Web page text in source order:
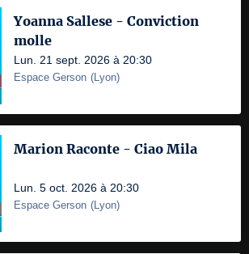
Yoanna Sallese - Conviction
molle
Lun. 21 sept. 2026 à 20:30
Espace Gerson (Lyon)
Marion Raconte - Ciao Mila
Lun. 5 oct. 2026 à 20:30
Espace Gerson (Lyon)